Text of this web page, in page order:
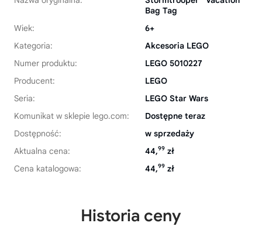
Bag Tag
Wiek:
6+
Kategoria:
Akcesoria LEGO
Numer produktu:
LEGO 5010227
Producent:
LEGO
Seria:
LEGO Star Wars
Komunikat w sklepie lego.com:
Dostępne teraz
Dostępność:
w sprzedaży
Aktualna cena:
44,99 zł
Cena katalogowa:
44,99 zł
Historia ceny